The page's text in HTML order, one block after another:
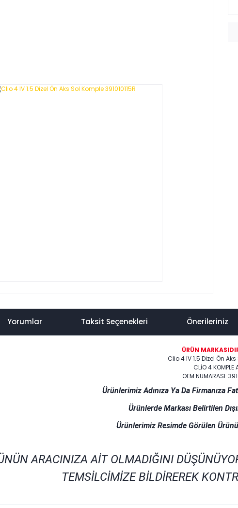
Yorumlar Taksit Seçenekleri Önerileriniz
ÜRÜN
Clio 4 IV 1.5 Dizel Ön
CLİO 4 KOMPLE
OEM NUMARASI:
Ürünlerimiz Adınıza Ya Da Firmanıza
Ürünlerde Markası Belirtilen
Ürünlerimiz Resimde Görülen
ARACINIZA AİT OLMADIĞINI
TEMSİLCİMİZE BİLDİREREK